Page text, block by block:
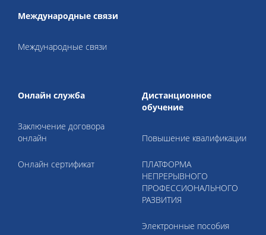
Международные связи
Международные связи
Онлайн служба
Заключение договора
онлайн
Онлайн сертификат
Дистанционное
обучение
Повышение квалификации
ПЛАТФОРМА
НЕПРЕРЫВНОГО
ПРОФЕССИОНАЛЬНОГО
РАЗВИТИЯ
Электронные пособия